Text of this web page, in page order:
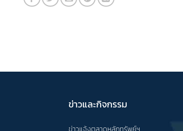
ข่าวและกิจกรรม
ข่าวแจ้งตลาดหลักทรัพย์ฯ